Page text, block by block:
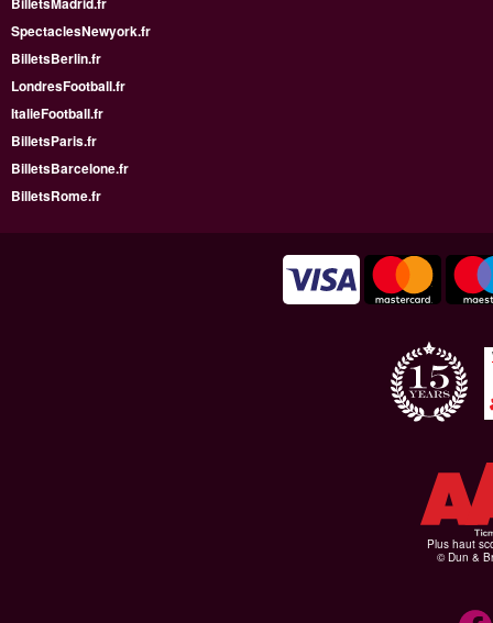
SpectaclesNewyork.fr
BilletsBerlin.fr
LondresFootball.fr
ItalieFootball.fr
BilletsParis.fr
BilletsBarcelone.fr
BilletsRome.fr
Plus haut
© Dun &